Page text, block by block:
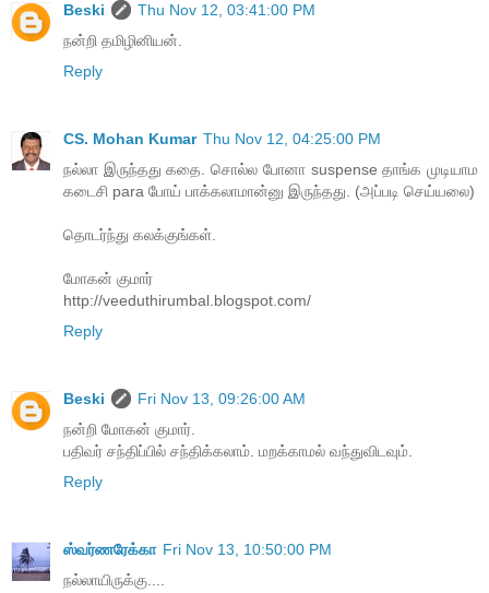
Beski
Thu Nov 12, 03:41:00 PM
நன்றி தமிழினியன்.
Reply
CS. Mohan Kumar Thu Nov 12, 04:25:00 PM
நல்லா இருந்தது கதை. சொல்ல போனா suspense தாங்க முடியாம
கடைசி para போய் பாக்கலாமான்னு இருந்தது. (அப்படி செய்யலை)
தொடர்ந்து கலக்குங்கள்.
மோகன் குமார்
http://veeduthirumbal.blogspot.com/
Reply
Beski
Fri Nov 13, 09:26:00 AM
நன்றி மோகன் குமார்.
பதிவர் சந்திப்பில் சந்திக்கலாம். மறக்காமல் வந்துவிடவும்.
Reply
ஸ்வர்ணரேக்கா Fri Nov 13, 10:50:00 PM
நல்லாயிருக்கு....